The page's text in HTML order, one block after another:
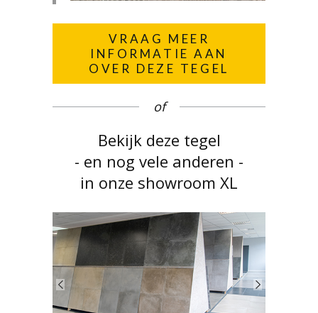
VRAAG MEER
INFORMATIE AAN
OVER DEZE TEGEL
of
Bekijk deze tegel
- en nog vele anderen -
in onze showroom XL